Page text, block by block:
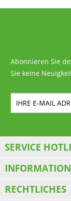
Abonnieren Sie
Sie keine
SERVICE
RECHTLICHES